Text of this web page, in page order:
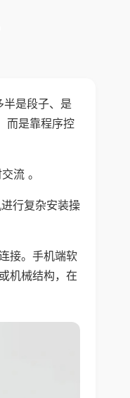
是段子、是
而是靠程序控
流 。
行复杂安装操
接。手机端软
机械结构，在